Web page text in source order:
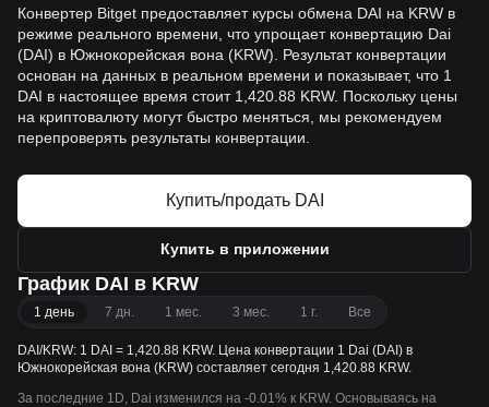
Конвертер Bitget предоставляет курсы обмена DAI на KRW в
режиме реального времени, что упрощает конвертацию Dai
(DAI) в Южнокорейская вона (KRW). Результат конвертации
основан на данных в реальном времени и показывает, что 1
DAI в настоящее время стоит 1,420.88 KRW. Поскольку цены
на криптовалюту могут быстро меняться, мы рекомендуем
перепроверять результаты конвертации.
Купить/продать DAI
Купить в приложении
График DAI в KRW
1 день 7 дн. 1 мес. 3 мес. 1 г. Все
DAI/KRW: 1 DAI = 1,420.88 KRW. Цена конвертации 1 Dai (DAI) в
Южнокорейская вона (KRW) составляет сегодня 1,420.88 KRW.
За последние 1D, Dai изменился на -0.01% к KRW. Основываясь на